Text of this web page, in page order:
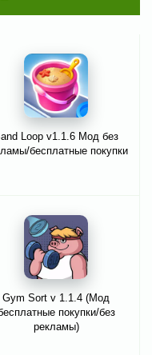
Loop v1.1.6 Мод без
бесплатные покупки
Gym Sort v 1.1.4 (Мод
покупки/без
рекламы)